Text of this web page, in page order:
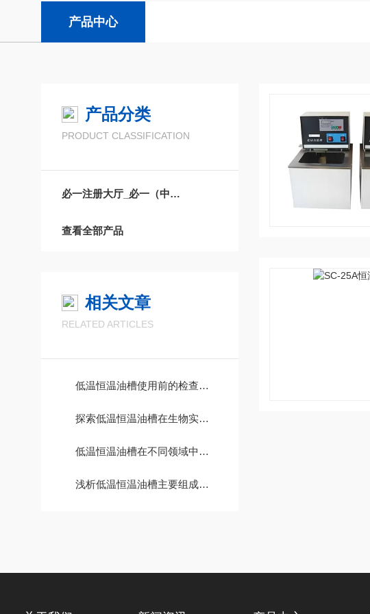
产品中心
产品分类
PRODUCT CLASSIFICATION
必一注册大厅_必一（中国）
查看全部产品
相关文章
RELATED ARTICLES
低温恒温油槽使用前的检查与维护步骤
探索低温恒温油槽在生物实验中的应用
低温恒温油槽在不同领域中的应用价值
浅析低温恒温油槽主要组成部件和运行原理